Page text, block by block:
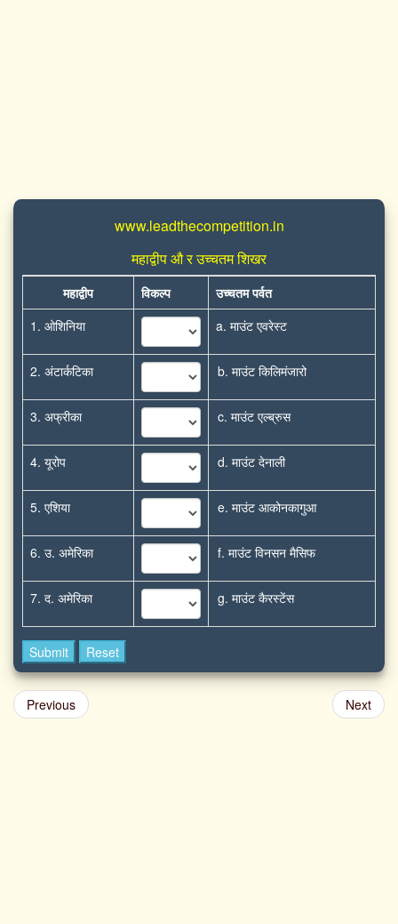
www.leadthecompetition.in
महाद्वीप औ र उच्चतम शिखर
महाद्वीप विकल्प
उच्चतम पर्वत
1. ओशिनिया
a. माउंट एवरेस्ट
2. अंटार्कटिका b. माउंट किलिमंजारो
3. अफ्रीका c. माउंट एल्ब्रुस
4. यूरोप d. माउंट देनाली
5. एशिया e. माउंट आकोनकागुआ
6. उ. अमेरिका f. माउंट विनसन मैसिफ
7. द. अमेरिका g. माउंट कैरस्टेंस
Submit Reset
Previous Next